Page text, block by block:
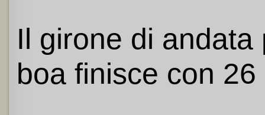
Il girone di
boa finisce con 26